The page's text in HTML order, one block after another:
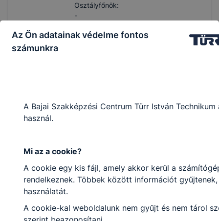
Osztályfőnök:
-
-
drobinaotilia​@turr.hu
-
Forrai Dávid
Az Ön adatainak védelme fontos
számunkra
A Bajai Szakképzési Centrum Türr István
használ.
Mi az a cookie?
A cookie egy kis fájl, amely akkor kerül a
rendelkeznek. Többek között információt
használatát.
A cookie-kal weboldalunk nem gyűjt és nem tárol